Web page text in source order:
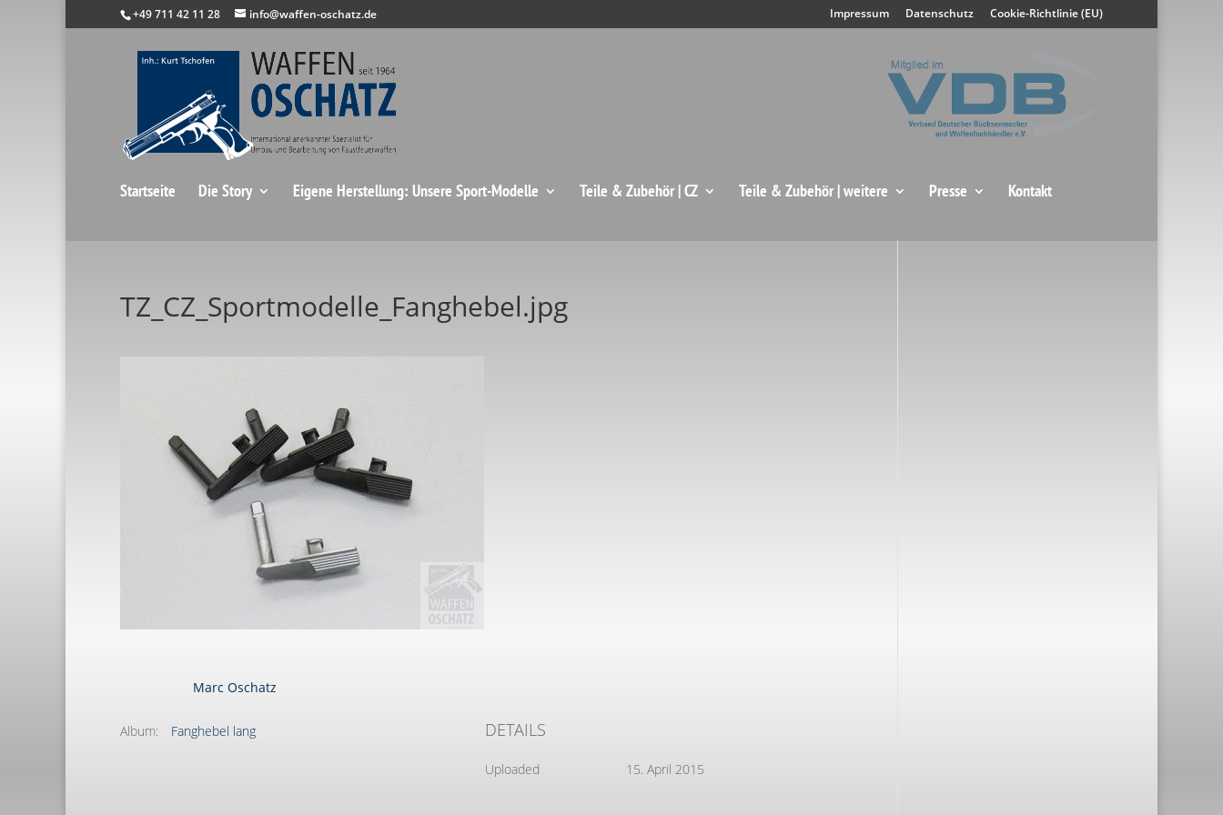
+49 711 42 11 28 info@waffen-oschatz.de Impressum Datenschutz Cookie-Richtlinie (EU)
Startseite Die Story Eigene Herstellung: Unsere Sport-Modelle Teile & Zubehör | CZ Teile & Zubehör | weitere Presse Kontakt
TZ_CZ_Sportmodelle_Fanghebel.jpg
Marc Oschatz
Album: Fanghebel lang DETAILS
Uploaded 15. April 2015